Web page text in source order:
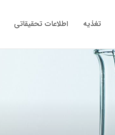
تغذیه اطلاعات تحقیقاتی